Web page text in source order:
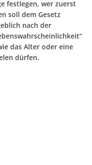
festlegen, wer zuerst
soll dem Gesetz
nach der
das Alter oder eine
dürfen.